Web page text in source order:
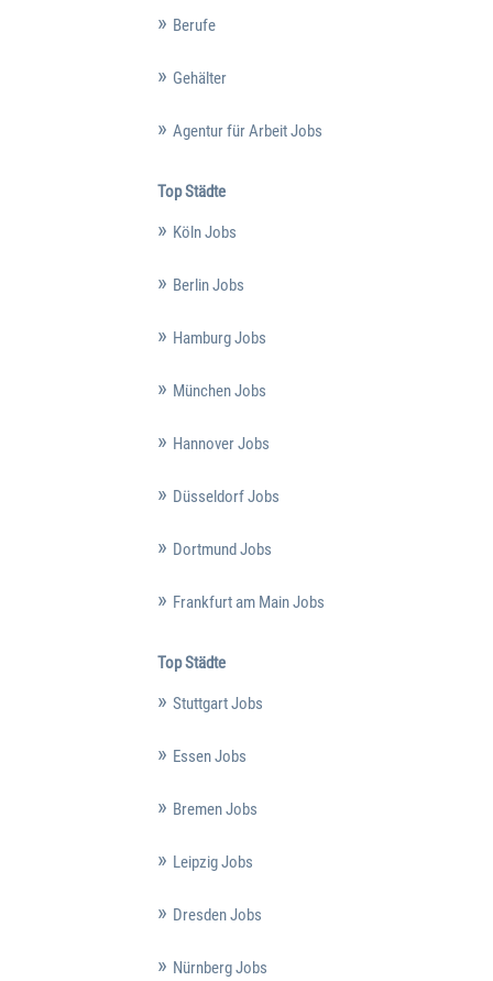
Berufe
Gehälter
Agentur für Arbeit Jobs
Top Städte
Köln Jobs
Berlin Jobs
Hamburg Jobs
München Jobs
Hannover Jobs
Düsseldorf Jobs
Dortmund Jobs
Frankfurt am Main Jobs
Top Städte
Stuttgart Jobs
Essen Jobs
Bremen Jobs
Leipzig Jobs
Dresden Jobs
Nürnberg Jobs